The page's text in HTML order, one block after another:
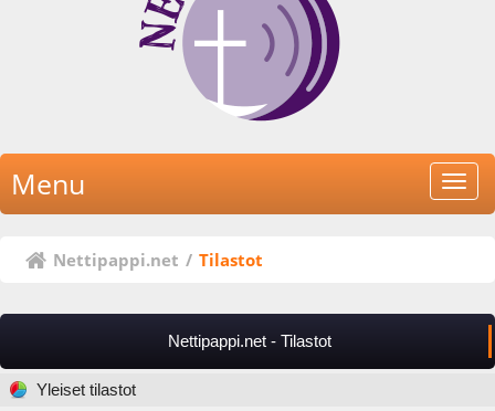
Menu
Nettipappi.net / Tilastot
Nettipappi.net - Tilastot
Yleiset tilastot